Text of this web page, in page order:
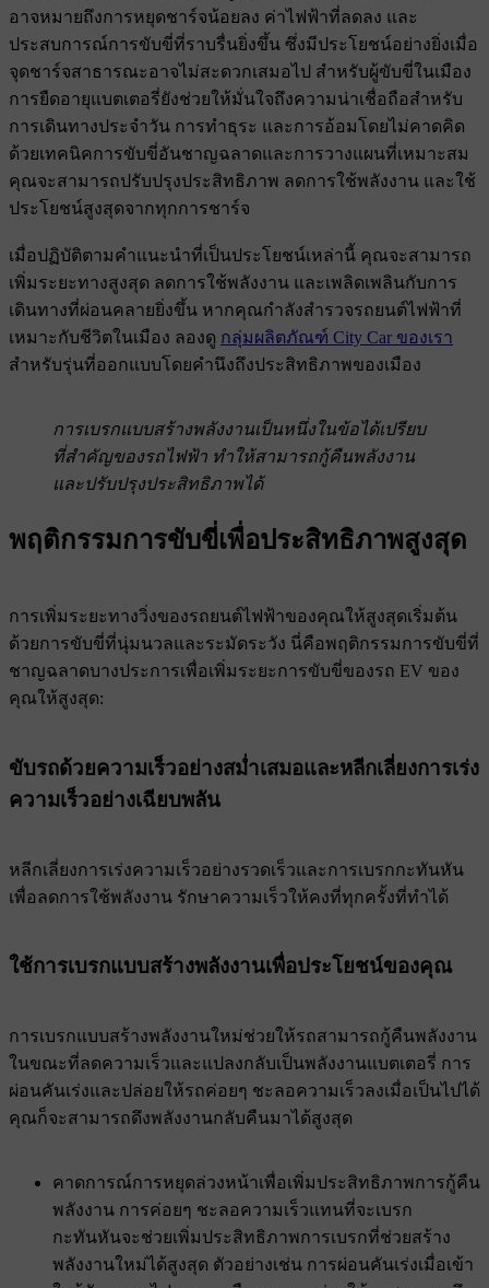
อาจหมายถึงการหยุดชาร์จน้อยลง ค่าไฟฟ้าที่ลดลง และ
ประสบการณ์การขับขี่ที่ราบรื่นยิ่งขึ้น ซึ่งมีประโยชน์อย่างยิ่งเมื่อ
จุดชาร์จสาธารณะอาจไม่สะดวกเสมอไป สําหรับผู้ขับขี่ในเมือง
การยืดอายุแบตเตอรี่ยังช่วยให้มั่นใจถึงความน่าเชื่อถือสําหรับ
การเดินทางประจําวัน การทําธุระ และการอ้อมโดยไม่คาดคิด
ด้วยเทคนิคการขับขี่อันชาญฉลาดและการวางแผนที่เหมาะสม
คุณจะสามารถปรับปรุงประสิทธิภาพ ลดการใช้พลังงาน และใช้
ประโยชน์สูงสุดจากทุกการชาร์จ
เมื่อปฏิบัติตามคําแนะนําที่เป็นประโยชน์เหล่านี้ คุณจะสามารถ
เพิ่มระยะทางสูงสุด ลดการใช้พลังงาน และเพลิดเพลินกับการ
เดินทางที่ผ่อนคลายยิ่งขึ้น หากคุณกําลังสํารวจรถยนต์ไฟฟ้าที่
เหมาะกับชีวิตในเมือง ลองดู กลุ่มผลิตภัณฑ์ City Car ของเรา
สําหรับรุ่นที่ออกแบบโดยคํานึงถึงประสิทธิภาพของเมือง
การเบรกแบบสร้างพลังงานเป็นหนึ่งในข้อได้เปรียบ
ที่สําคัญของรถไฟฟ้า ทําให้สามารถกู้คืนพลังงาน
และปรับปรุงประสิทธิภาพได้
พฤติกรรมการขับขี่เพื่อประสิทธิภาพสูงสุด
การเพิ่มระยะทางวิ่งของรถยนต์ไฟฟ้าของคุณให้สูงสุดเริ่มต้น
ด้วยการขับขี่ที่นุ่มนวลและระมัดระวัง นี่คือพฤติกรรมการขับขี่ที่
ชาญฉลาดบางประการเพื่อเพิ่มระยะการขับขี่ของรถ EV ของ
คุณให้สูงสุด:
ขับรถด้วยความเร็วอย่างสม่ำเสมอและหลีกเลี่ยงการเร่ง
ความเร็วอย่างเฉียบพลัน
หลีกเลี่ยงการเร่งความเร็วอย่างรวดเร็วและการเบรกกะทันหัน
เพื่อลดการใช้พลังงาน รักษาความเร็วให้คงที่ทุกครั้งที่ทําได้
ใช้การเบรกแบบสร้างพลังงานเพื่อประโยชน์ของคุณ
การเบรกแบบสร้างพลังงานใหม่ช่วยให้รถสามารถกู้คืนพลังงาน
ในขณะที่ลดความเร็วและแปลงกลับเป็นพลังงานแบตเตอรี่ การ
ผ่อนคันเร่งและปล่อยให้รถค่อยๆ ชะลอความเร็วลงเมื่อเป็นไปได้
คุณก็จะสามารถดึงพลังงานกลับคืนมาได้สูงสุด
คาดการณ์การหยุดล่วงหน้าเพื่อเพิ่มประสิทธิภาพการกู้คืน
พลังงาน การค่อยๆ ชะลอความเร็วแทนที่จะเบรก
กะทันหันจะช่วยเพิ่มประสิทธิภาพการเบรกที่ช่วยสร้าง
พลังงานใหม่ได้สูงสุด ตัวอย่างเช่น การผ่อนคันเร่งเมื่อเข้า